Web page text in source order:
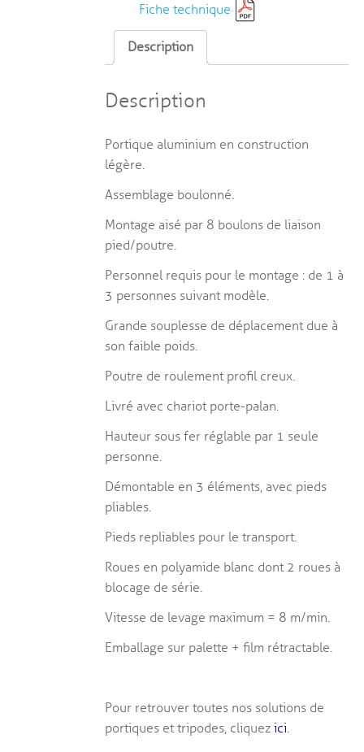
Fiche technique
Description
Description
Portique aluminium en construction
légère.
Assemblage boulonné.
Montage aisé par 8 boulons de liaison
pied/poutre.
Personnel requis pour le montage : de 1 à
3 personnes suivant modèle.
Grande souplesse de déplacement due à
son faible poids.
Poutre de roulement proﬁl creux.
Livré avec chariot porte-palan.
Hauteur sous fer réglable par 1 seule
personne.
Démontable en 3 éléments, avec pieds
pliables.
Pieds repliables pour le transport.
Roues en polyamide blanc dont 2 roues à
blocage de série.
Vitesse de levage maximum = 8 m/min.
Emballage sur palette + ﬁlm rétractable.
Pour retrouver toutes nos solutions de
portiques et tripodes, cliquezici.